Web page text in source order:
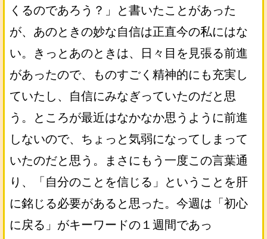
くるのであろう？」と書いたことがあった
が、あのときの妙な自信は正直今の私にはな
い。きっとあのときは、日々目を見張る前進
があったので、ものすごく精神的にも充実し
ていたし、自信にみなぎっていたのだと思
う。ところが最近はなかなか思うように前進
しないので、ちょっと気弱になってしまって
いたのだと思う。まさにもう一度この言葉通
り、「自分のことを信じる」ということを肝
に銘じる必要があると思った。今週は「初心
に戻る」がキーワードの１週間であっ